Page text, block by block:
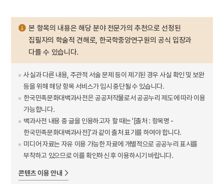
본 항목의 내용은 해당 분야 전문가의 추천으로 선정된
집필자의 학술적 견해로, 한국학중앙연구원의 공식 입장과
다를 수 있습니다.
사실과 다른 내용, 주관적 서술 문제 등이 제기된 경우 사실 확인 및 보완
등을 위해 해당 항목 서비스가 임시 중단될 수 있습니다.
한국민족문화대백과사전은 공공저작물로서 공공누리 제도에 따라 이용
가능합니다.
백과사전 내용 중 글을 인용하고자 할 때는 '[출처 : 항목명 -
한국민족문화대백과사전]'과 같이 출처 표기를 하여야 합니다.
미디어 자료는 자유 이용 가능한 자료에 개별적으로 공공누리 표시를
부착하고 있으므로 이를 확인하신 후 이용하시기 바랍니다.
콘텐츠 이용 안내